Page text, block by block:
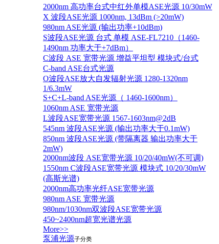
2000nm 高功率台式中红外单模ASE光源 10/30mW
X 波段ASE光源 1000nm, 13dBm (>20mW)
980nm ASE光源 (输出功率+10dBm)
S波段ASE光源 台式 单模 ASE-FL7210（1460-
1490nm 功率大于+7dBm）
C波段 ASE 宽带光源 增益平坦型 模块式/台式
C-band ASE台式光源
O波段ASE放大自发辐射光源 1280-1320nm
1/6.3mW
S+C+L-band ASE光源（ 1460-1600nm）
1060nm ASE 宽带光源
L波段ASE宽带光源 1567-1603nm@2dB
545nm 波段ASE光源 (输出功率大于0.1mW)
850nm 波段ASE光源 (带隔离器 输出功率大于
2mW)
2000nm波段 ASE宽带光源 10/20/40mW(不可调)
1550nm C波段ASE宽带光源 模块式 10/20/30mW
(高斯光谱)
2000nm高功率光纤ASE宽带光源
980nm ASE 宽带光源
980nm/1030nm双波段ASE宽带光源
450~2400nm超宽光谱光源
More>>
泵浦光源子分类